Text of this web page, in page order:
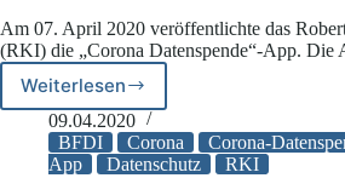
Am 07. April 2020 veröffentlichte das
(RKI) die „Corona Datenspende“-App.
Weiterlesen
Corona-
Datenspende-
App
des
09.04.2020
BFDI
Corona
Corona-
App
Datenschutz RKI